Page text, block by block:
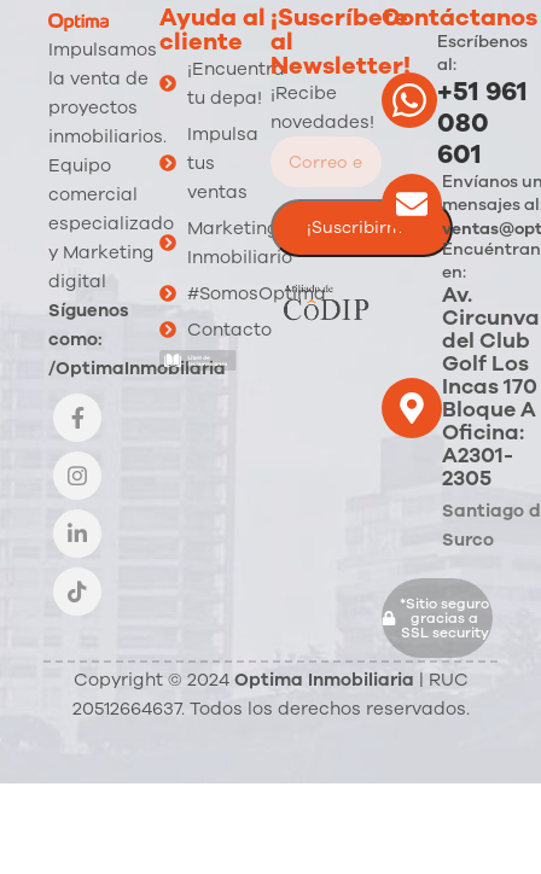
Impulsamos
la venta de
proyectos
inmobiliarios.
Equipo
comercial
especializado
y Marketing
digital
Síguenos
como:
/OptimaInmobilaria
Ayuda al
cliente
¡Encuentra
tu depa!
Impulsa
tus
ventas
Marketing
Inmobiliario
#SomosOptima
Contacto
¡Suscríbete
al
Newsletter!
¡Recibe
novedades!
Contáctanos
Escríbenos
al:
+51 961
080
601
Envíanos
mensajes
en:
Av.
del Club
Golf Los
Incas 170
Bloque A
Oficina:
A2301-
2305
Santiago
Surco
*Sitio seguro
gracias a
SSL security
Copyright © 2024 Optima Inmobiliaria | RUC
20512664637. Todos los derechos reservados.